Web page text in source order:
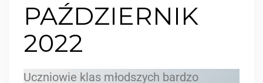
PAŹDZIERNIK
2022
Uczniowie klas młodszych bardzo